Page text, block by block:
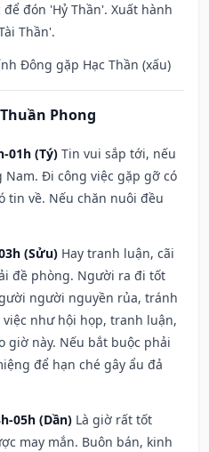
đón 'Hỷ Thần'. Xuất hành
Thần'.
Đông gặp Hạc Thần (xấu)
Phong
01h (Tý) Tin vui sắp tới, nếu
Đi công việc gặp gỡ có
tin về. Nếu chăn nuôi đều
(Sửu) Hay tranh luận, cãi
đề phòng. Người ra đi tốt
người nguyền rủa, tránh
như hội họp, tranh luận,
giờ này. Nếu bắt buộc phải
để hạn ché gây ẩu đả
05h (Dần) Là giờ rất tốt
may mắn. Buôn bán, kinh